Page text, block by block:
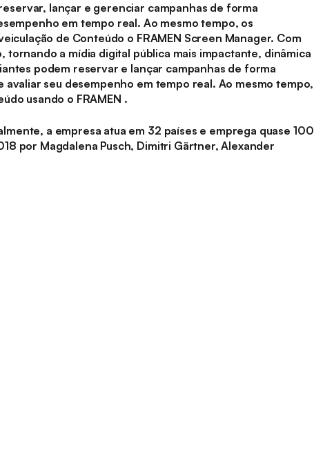
lançar e gerenciar campanhas de forma
em tempo real. Ao mesmo tempo, os
de Conteúdo o FRAMEN Screen Manager. Com
tornando a mídia digital pública mais impactante, dinâmica
podem reservar e lançar campanhas de forma
seu desempenho em tempo real. Ao mesmo tempo,
usando o FRAMEN .
a empresa atua em 32 países e emprega quase 100
por Magdalena Pusch, Dimitri Gärtner, Alexander